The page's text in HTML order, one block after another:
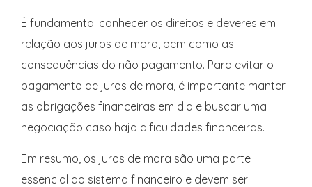
É fundamental conhecer os direitos e deveres em
relação aos juros de mora, bem como as
consequências do não pagamento. Para evitar o
pagamento de juros de mora, é importante manter
as obrigações financeiras em dia e buscar uma
negociação caso haja dificuldades financeiras.
Em resumo, os juros de mora são uma parte
essencial do sistema financeiro e devem ser